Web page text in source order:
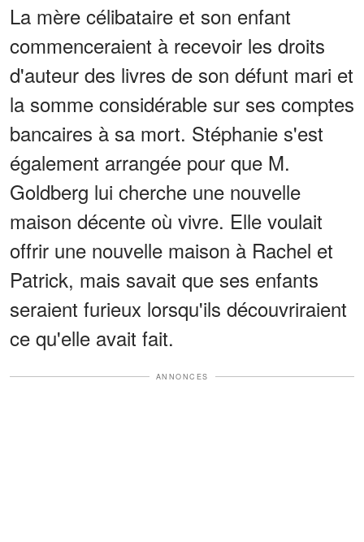
La mère célibataire et son enfant
commenceraient à recevoir les droits
d'auteur des livres de son défunt mari et
la somme considérable sur ses comptes
bancaires à sa mort. Stéphanie s'est
également arrangée pour que M.
Goldberg lui cherche une nouvelle
maison décente où vivre. Elle voulait
offrir une nouvelle maison à Rachel et
Patrick, mais savait que ses enfants
seraient furieux lorsqu'ils découvriraient
ce qu'elle avait fait.
ANNONCES